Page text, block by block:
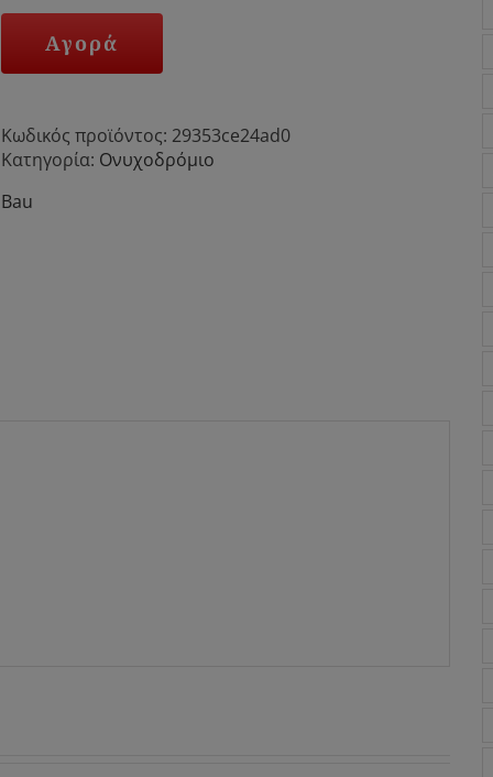
Αγορά
Κωδικός προϊόντος: 29353ce24ad0
Κατηγορία: Ονυχοδρόμιο
Bau